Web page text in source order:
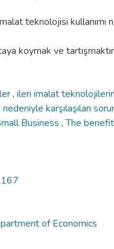
teknolojisi kullanımı
koymak ve
, ileri imalat
karşılaşılan
Business ,The
of Economics